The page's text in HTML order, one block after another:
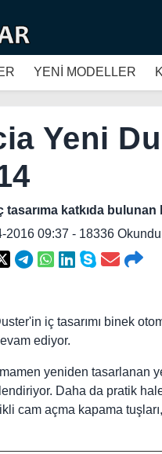
YENİ MODELLER
Yeni
tasarıma katkıda
2016 09:37 - 18336 Okundu
iç tasarımı binek
ediyor.
yeniden tasarlanan
Daha da pratik
cam açma kapama